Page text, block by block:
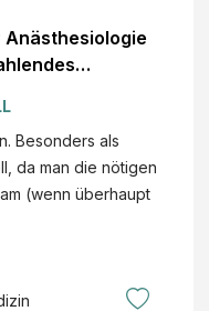
Besonders als
da man die nötigen
(wenn überhaupt